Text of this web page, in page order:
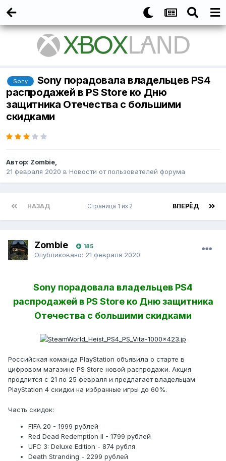
Sony
Sony порадовала владельцев PS4
распродажей в PS Store ко Дню
защитника Отечества с большими
скидками
Автор: Zombie,
21 февраля 2020 в Новости от пользователей форума
НАЗАД ВПЕРЁД
Страница 1 из 2
Zombie 185
Опубликовано: 21 февраля 2020
Sony порадовала владельцев PS4
распродажей в PS Store ко Дню защитника
Отечества с большими скидками
Российская команда PlayStation объявила о старте в
цифровом магазине PS Store новой распродажи. Акция
продлится с 21 по 25 февраля и предлагает владельцам
PlayStation 4 скидки на избранные игры до 60%.
Часть скидок:
FIFA 20 - 1999 рублей
Red Dead Redemption II - 1799 рублей
UFC 3: Deluxe Edition - 874 рубля
Death Stranding - 2299 рублей